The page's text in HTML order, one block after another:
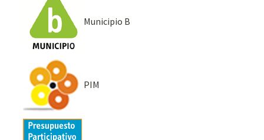
Municipio B
PIM